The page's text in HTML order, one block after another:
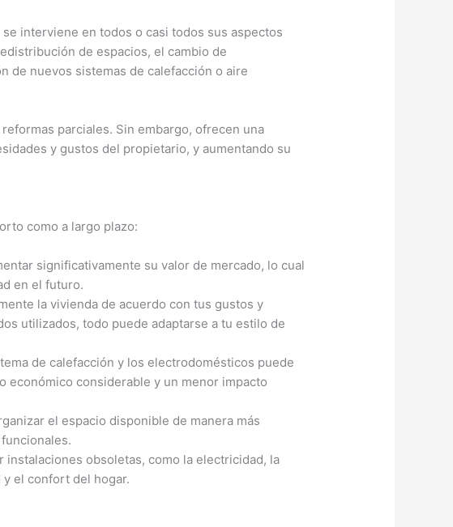
interviene en todos o casi todos sus aspectos
de espacios, el cambio de
de nuevos sistemas de calefacción o aire
parciales. Sin embargo, ofrecen una
y gustos del propietario, y aumentando su
como a largo plazo:
significativamente su valor de mercado, lo cual
en el futuro.
la vivienda de acuerdo con tus gustos y
utilizados, todo puede adaptarse a tu estilo de
de calefacción y los electrodomésticos puede
económico considerable y un menor impacto
el espacio disponible de manera más
obsoletas, como la electricidad, la
el confort del hogar.